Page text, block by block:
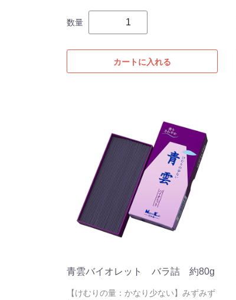
数量
カートに入れる
青雲バイオレット バラ詰 約80g
【けむりの量：かなり少ない】みずみず